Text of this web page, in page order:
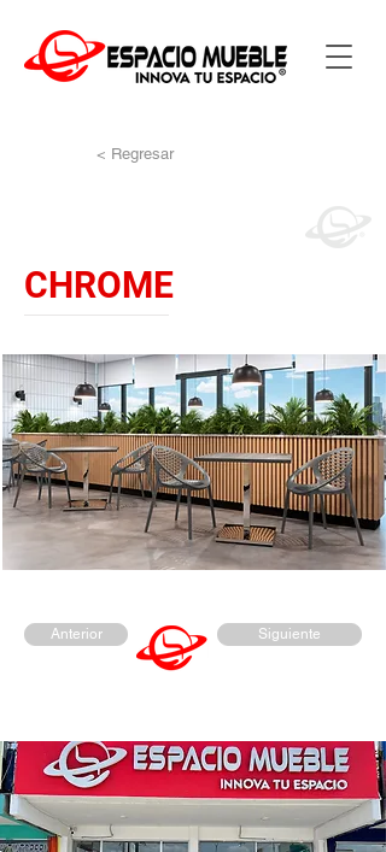
< Regresar
CHROME
Anterior Siguiente